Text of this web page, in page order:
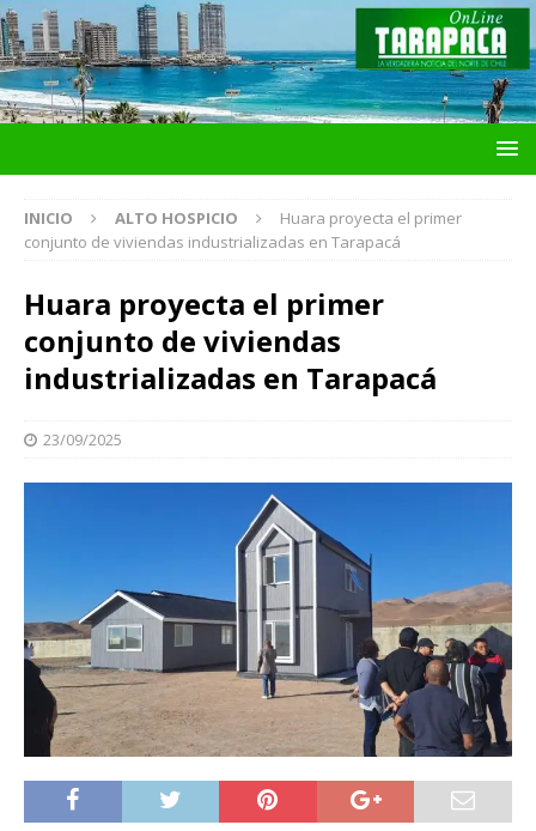
INICIO ALTO HOSPICIO
Huara proyecta el primer
conjunto de viviendas industrializadas en Tarapacá
Huara proyecta el primer
conjunto de viviendas
industrializadas en Tarapacá
23/09/2025